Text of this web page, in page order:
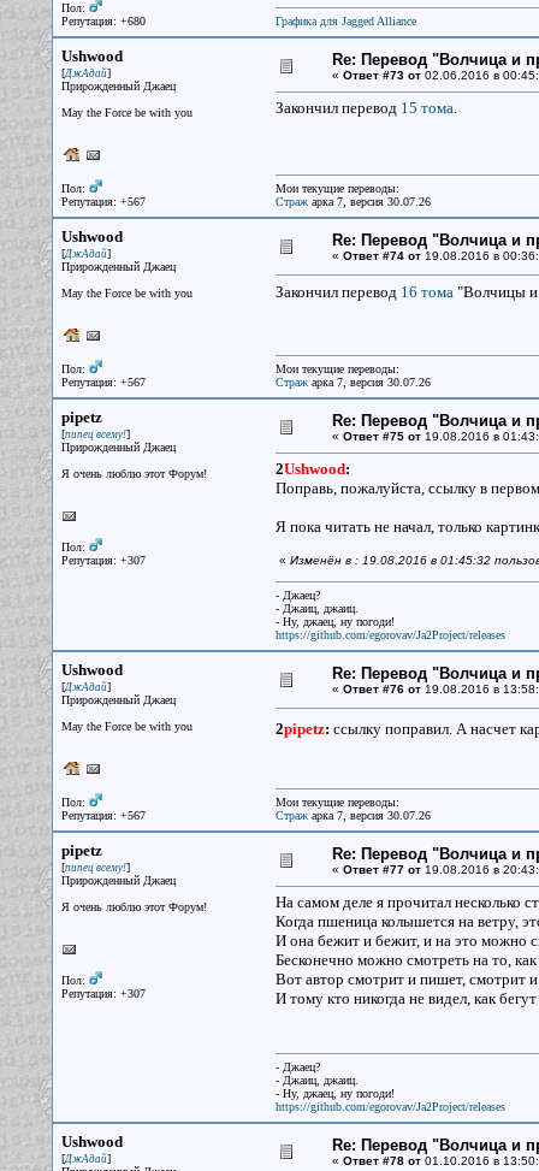
Пол:
Репутация: +680
Графика для Jagged Alliance
Ushwood
[ДжАдай]
Прирожденный Джаец
May the Force be with you
Пол:
Репутация: +567
Re: Перевод "Волчица и
« Ответ #73 от02.06.2016 в
Закончил перевод 15 тома.
Мои текущие переводы:
Стражарка 7, версия 30.07.26
Ushwood
[ДжАдай]
Прирожденный Джаец
May the Force be with you
Пол:
Репутация: +567
Re: Перевод "Волчица и
« Ответ #74 от19.08.2016 в
Закончил перевод 16 тома"Волчицы и
Мои текущие переводы:
Стражарка 7, версия 30.07.26
pipetz
[пипец всему!]
Прирожденный Джаец
Я очень люблю этот Форум!
Пол:
Репутация: +307
Re: Перевод "Волчица и
« Ответ #75 от19.08.2016 в
2Ushwood:
Поправь, пожалуйста, ссылку в
Я пока читать не начал, только
« Изменён в : 19.08.2016 в 01:45:32
- Джаец?
- Джаиц, джаиц.
- Ну, джаец, ну погоди!
https://github.com/egorovav/Ja2Project/releases
Ushwood
[ДжАдай]
Прирожденный Джаец
May the Force be with you
Пол:
Репутация: +567
Re: Перевод "Волчица и
« Ответ #76 от19.08.2016 в
2pipetz: ссылку поправил. А насчет
Мои текущие переводы:
Стражарка 7, версия 30.07.26
pipetz
[пипец всему!]
Прирожденный Джаец
Я очень люблю этот Форум!
Пол:
Репутация: +307
Re: Перевод "Волчица и
« Ответ #77 от19.08.2016 в
На самом деле я прочитал несколько
Когда пшеница колышется на ветру,
И она бежит и бежит, и на это можно
Бесконечно можно смотреть на то,
Вот автор смотрит и пишет, смотрит
И тому кто никогда не видел, как
- Джаец?
- Джаиц, джаиц.
- Ну, джаец, ну погоди!
https://github.com/egorovav/Ja2Project/releases
Ushwood
[ДжАдай]
Re: Перевод "Волчица и
« Ответ #78 от01.10.2016 в